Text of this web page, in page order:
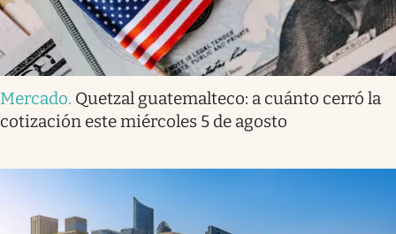
Mercado. Quetzal guatemalteco: a cuánto cerró la
cotización este miércoles 5 de agosto